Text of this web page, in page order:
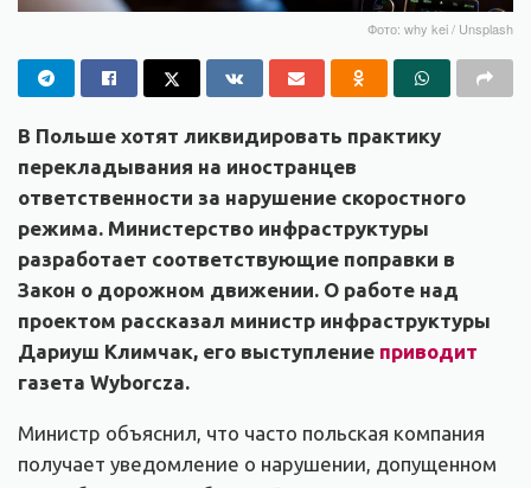
Фото: why kei / Unsplash
В Польше хотят ликвидировать практику
перекладывания на иностранцев
ответственности за нарушение скоростного
режима. Министерство инфраструктуры
разработает соответствующие поправки в
Закон о дорожном движении. О работе над
проектом рассказал министр инфраструктуры
Дариуш Климчак, его выступление приводит
газета Wyborcza.
Министр объяснил, что часто польская компания
получает уведомление о нарушении, допущенном